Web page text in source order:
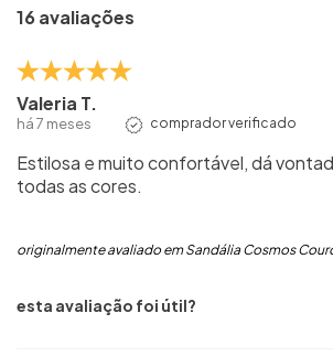
16 avaliações
Valeria T.
há 7 meses comprador verificado
Estilosa e muito confortável, dá
todas as cores.
originalmente avaliado em Sandália Cosmos
esta avaliação foi útil?